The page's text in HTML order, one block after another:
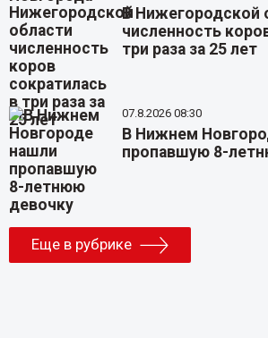
В Нижегородской
численность
три раза за 25 лет
07.8.2026 08:30
В Нижнем
пропавшую 8-
Еще в рубрике